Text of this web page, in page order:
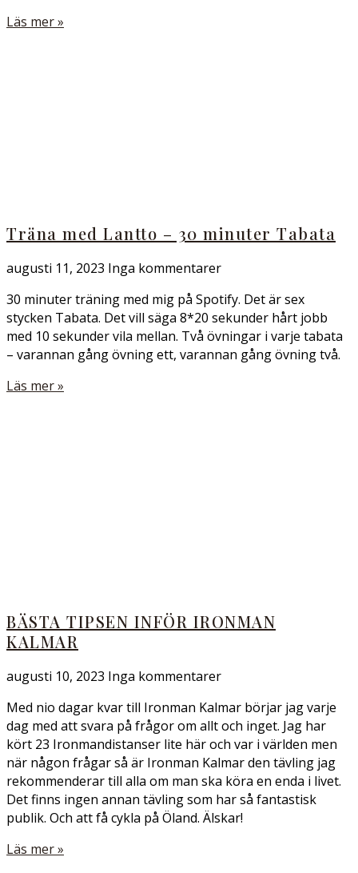
Läs mer »
Träna med Lantto – 30 minuter Tabata
augusti 11, 2023 Inga kommentarer
30 minuter träning med mig på Spotify. Det är sex
stycken Tabata. Det vill säga 8*20 sekunder hårt jobb
med 10 sekunder vila mellan. Två övningar i varje tabata
– varannan gång övning ett, varannan gång övning två.
Läs mer »
BÄSTA TIPSEN INFÖR IRONMAN
KALMAR
augusti 10, 2023 Inga kommentarer
Med nio dagar kvar till Ironman Kalmar börjar jag varje
dag med att svara på frågor om allt och inget. Jag har
kört 23 Ironmandistanser lite här och var i världen men
när någon frågar så är Ironman Kalmar den tävling jag
rekommenderar till alla om man ska köra en enda i livet.
Det finns ingen annan tävling som har så fantastisk
publik. Och att få cykla på Öland. Älskar!
Läs mer »